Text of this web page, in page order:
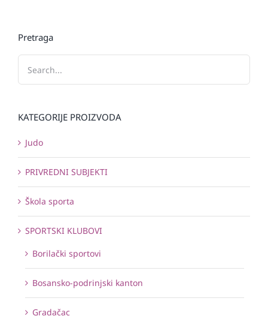
Pretraga
KATEGORIJE PROIZVODA
Judo
PRIVREDNI SUBJEKTI
Škola sporta
SPORTSKI KLUBOVI
Borilački sportovi
Bosansko-podrinjski kanton
Gradačac